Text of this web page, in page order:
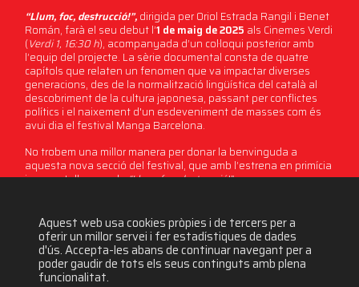
“Llum, foc, destrucció!”,dirigida per Oriol Estrada Rangil i Benet
Román, farà el seu debut l’1 de maig de 2025 als Cinemes Verdi
(Verdi 1, 16:30 h), acompanyada d’un col·loqui posterior amb
l’equip del projecte. La sèrie documental consta de quatre
capítols que relaten un fenomen que va impactar diverses
generacions, des de la normalització lingüística del català al
descobriment de la cultura japonesa, passant per conflictes
polítics i el naixement d'un esdeveniment de masses com és
avui dia el festival Manga Barcelona.
No trobem una millor manera per donar la benvinguda a
aquesta nova secció del festival, que amb l’estrena en primícia
i en pantalla gran de“Llum, foc, destrucció!”.
2251 visites
Aquest web usa cookies pròpies i de tercers per a
oferir un millor servei i fer estadístiques de dades
d'ús. Accepta-les abans de continuar navegant per a
poder gaudir de tots els seus continguts amb plena
funcionalitat.